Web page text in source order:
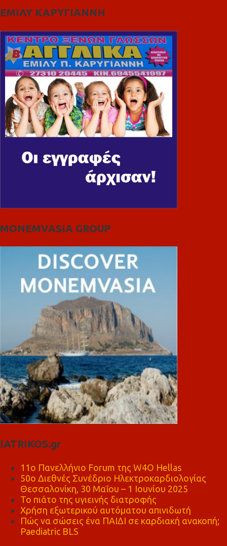
ΕΜΙΛΥ ΚΑΡΥΓΙΑΝΝΗ
MONEMVASIA GROUP
IATRIKOS.gr
11ο Πανελλήνιο Forum της W4O Hellas
50ο Διεθνές Συνέδριο Ηλεκτροκαρδιολογίας
Θεσσαλονίκη, 30 Μαΐου – 1 Ιουνίου 2025
Το πιάτο της υγιεινής διατροφής
Χρήση εξωτερικού αυτόματου απινιδωτή
Πώς να σώσεις ένα ΠΑΙΔΙ σε καρδιακή ανακοπή;
Paediatric BLS